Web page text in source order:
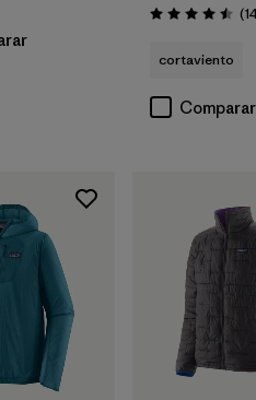
Puntuación: 4.5
cortaviento
Comparar